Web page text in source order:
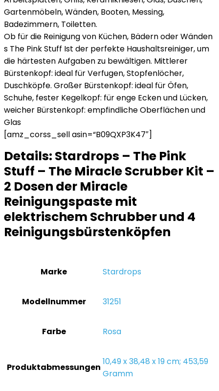
Gartenmöbeln, Wänden, Booten, Messing,
Badezimmern, Toiletten.
Ob für die Reinigung von Küchen, Bädern oder Wänden
s The Pink Stuff Ist der perfekte Haushaltsreiniger, um
die härtesten Aufgaben zu bewältigen. Mittlerer
Bürstenkopf: ideal für Verfugen, Stopfenlöcher,
Duschköpfe. Großer Bürstenkopf: ideal für Öfen,
Schuhe, fester Kegelkopf: für enge Ecken und Lücken,
weicher Bürstenkopf: empfindliche Oberflächen und
Glas
[amz_corss_sell asin=“B09QXP3K47″]
Details: Stardrops – The Pink
Stuff – The Miracle Scrubber Kit –
2 Dosen der Miracle
Reinigungspaste mit
elektrischem Schrubber und 4
Reinigungsbürstenköpfen
Marke ‎Stardrops
Modellnummer ‎31251
Farbe ‎Rosa
Produktabmessungen
‎10,49 x 38,48 x 19 cm; 453,59
Gramm